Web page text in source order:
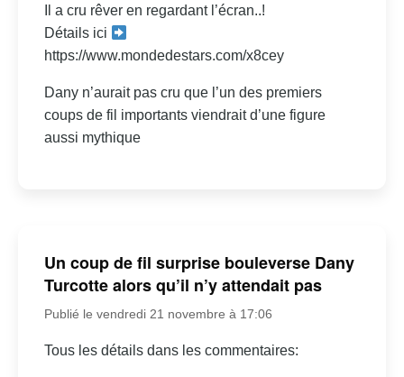
Il a cru rêver en regardant l’écran..!
Détails ici
https://www.mondedestars.com/x8cey
Dany n’aurait pas cru que l’un des premiers
coups de fil importants viendrait d’une figure
aussi mythique
Un coup de fil surprise bouleverse Dany
Turcotte alors qu’il n’y attendait pas
Publié le vendredi 21 novembre à 17:06
Tous les détails dans les commentaires: